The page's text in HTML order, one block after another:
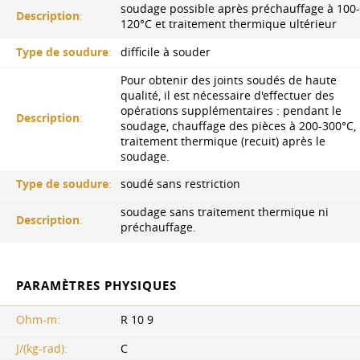
Description:
soudage possible après préchauffage à 100-
120°C et traitement thermique ultérieur
Type de soudure: difficile à souder
Description:
Pour obtenir des joints soudés de haute
qualité, il est nécessaire d'effectuer des
opérations supplémentaires : pendant le
soudage, chauffage des pièces à 200-300°C,
traitement thermique (recuit) après le
soudage.
Type de soudure: soudé sans restriction
Description:
soudage sans traitement thermique ni
préchauffage.
PARAMÈTRES PHYSIQUES
Ohm-m:
R 10 9
J/(kg-rad):
C